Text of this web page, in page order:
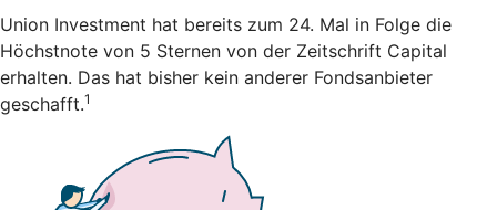
Union Investment hat bereits zum 24. Mal in Folge die
Höchstnote von 5 Sternen von der Zeitschrift Capital
erhalten. Das hat bisher kein anderer Fondsanbieter
geschafft.1